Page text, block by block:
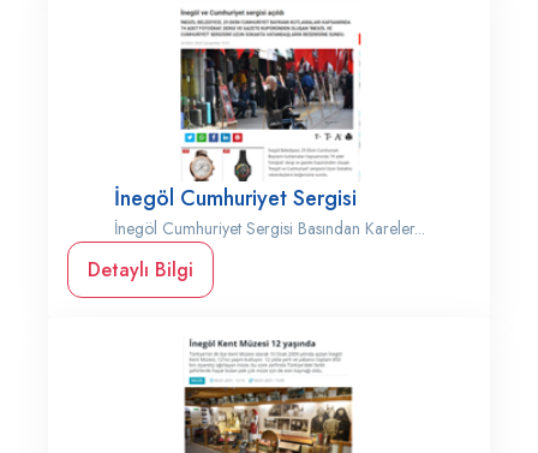
İnegöl Cumhuriyet Sergisi
İnegöl Cumhuriyet Sergisi Basından Kareler...
Detaylı Bilgi